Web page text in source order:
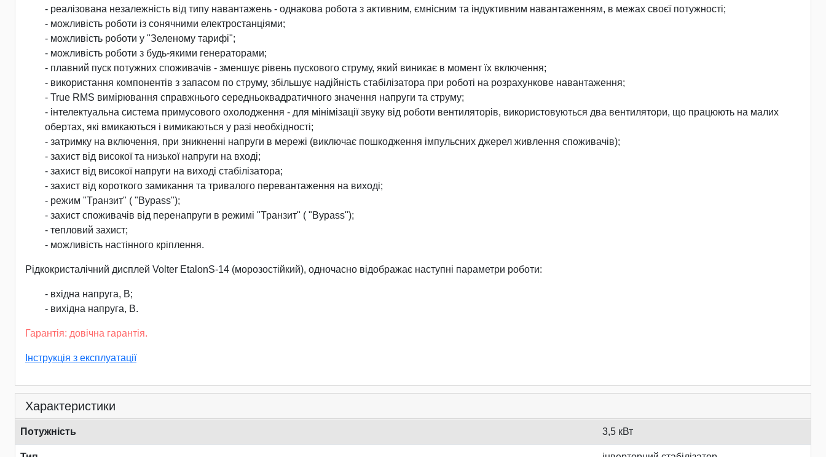
- реалізована незалежність від типу навантажень - однакова робота з активним, ємнісним та індуктивним навантаженням, в межах своєї потужності;
- можливість роботи із сонячними електростанціями;
- можливість роботи у "Зеленому тарифі";
- можливість роботи з будь-якими генераторами;
- плавний пуск потужних споживачів - зменшує рівень пускового струму, який виникає в момент їх включення;
- використання компонентів з запасом по струму, збільшує надійність стабілізатора при роботі на розрахункове навантаження;
- True RMS вимірювання справжнього середньоквадратичного значення напруги та струму;
- інтелектуальна система примусового охолодження - для мінімізації звуку від роботи вентиляторів, використовуються два вентилятори, що працюють на малих
обертах, які вмикаються і вимикаються у разі необхідності;
- затримку на включення, при зникненні напруги в мережі (виключає пошкодження імпульсних джерел живлення споживачів);
- захист від високої та низької напруги на вході;
- захист від високої напруги на виході стабілізатора;
- захист від короткого замикання та тривалого перевантаження на виході;
- режим "Транзит" ( "Bypass");
- захист споживачів від перенапруги в режимі "Транзит" ( "Bypass");
- тепловий захист;
- можливість настінного кріплення.
Рідкокристалічний дисплей Volter EtalonS-14 (морозостійкий), одночасно відображає наступні параметри роботи:
- вхідна напруга, В;
- вихідна напруга, В.
Гарантія: довічна гарантія.
Інструкція з експлуатації
Характеристики
Потужність 3,5 кВт